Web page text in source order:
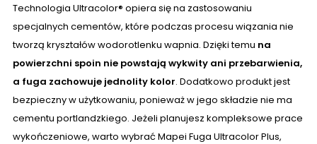
Technologia Ultracolor® opiera się na zastosowaniu
specjalnych cementów, które podczas procesu wiązania nie
tworzą kryształów wodorotlenku wapnia. Dzięki temu na
powierzchni spoin nie powstają wykwity ani przebarwienia,
a fuga zachowuje jednolity kolor. Dodatkowo produkt jest
bezpieczny w użytkowaniu, ponieważ w jego składzie nie ma
cementu portlandzkiego. Jeżeli planujesz kompleksowe prace
wykończeniowe, warto wybrać Mapei Fuga Ultracolor Plus,